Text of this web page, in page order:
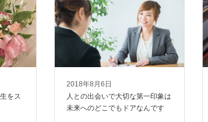
をス
2018年8月6日
人との出会いで大切な第一印象は
未来へのどこでもドアなんです